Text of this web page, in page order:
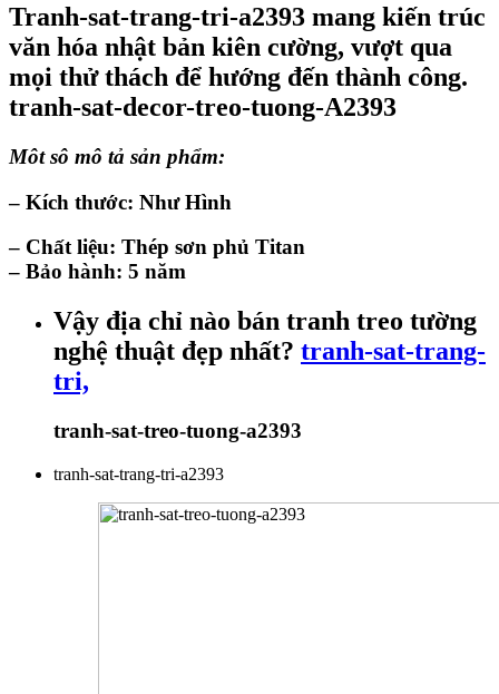
Tranh-sat-trang-tri-a2393 mang kiến trúc
văn hóa nhật bản kiên cường, vượt qua
mọi thử thách để hướng đến thành công.
tranh-sat-decor-treo-tuong-A2393
Môt sô mô tả sản phẩm:
– Kích thước: Như Hình
– Chất liệu: Thép sơn phủ Titan
– Bảo hành: 5 năm
Vậy địa chỉ nào bán tranh treo tường
nghệ thuật đẹp nhất? tranh-sat-trang-
tri,
tranh-sat-treo-tuong-a2393
tranh-sat-trang-tri-a2393